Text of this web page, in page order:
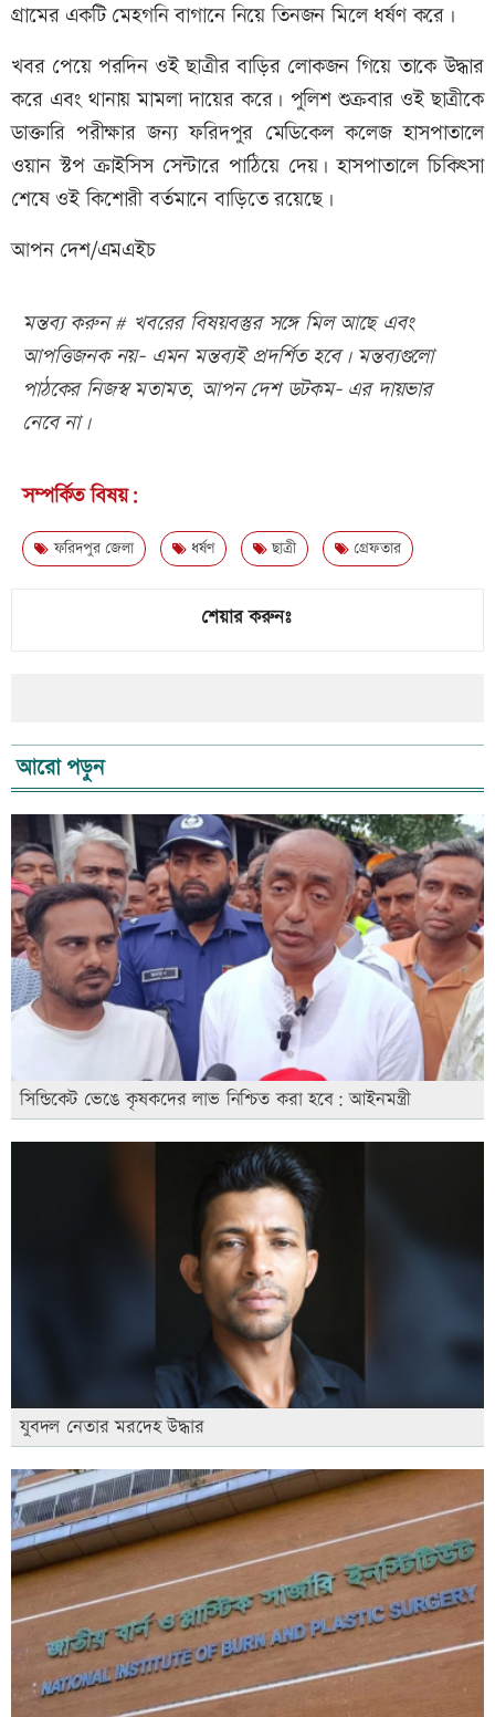
গ্রামের একটি মেহগনি বাগানে নিয়ে তিনজন মিলে ধর্ষণ করে।
খবর পেয়ে পরদিন ওই ছাত্রীর বাড়ির লোকজন গিয়ে তাকে উদ্ধার
করে এবং থানায় মামলা দায়ের করে। পুলিশ শুক্রবার ওই ছাত্রীকে
ডাক্তারি পরীক্ষার জন্য ফরিদপুর মেডিকেল কলেজ হাসপাতালে
ওয়ান স্টপ ক্রাইসিস সেন্টারে পাঠিয়ে দেয়। হাসপাতালে চিকিৎসা
শেষে ওই কিশোরী বর্তমানে বাড়িতে রয়েছে।
আপন দেশ/এমএইচ
মন্তব্য করুন # খবরের বিষয়বস্তুর সঙ্গে মিল আছে এবং
আপত্তিজনক নয়- এমন মন্তব্যই প্রদর্শিত হবে। মন্তব্যগুলো
পাঠকের নিজস্ব মতামত, আপন দেশ ডটকম- এর দায়ভার
নেবে না।
সম্পর্কিত বিষয়:
ফরিদপুর জেলা ধর্ষণ ছাত্রী গ্রেফতার
শেয়ার করুনঃ
আরো পড়ুন
সিন্ডিকেট ভেঙে কৃষকদের লাভ নিশ্চিত করা হবে: আইনমন্ত্রী
যুবদল নেতার মরদেহ উদ্ধার